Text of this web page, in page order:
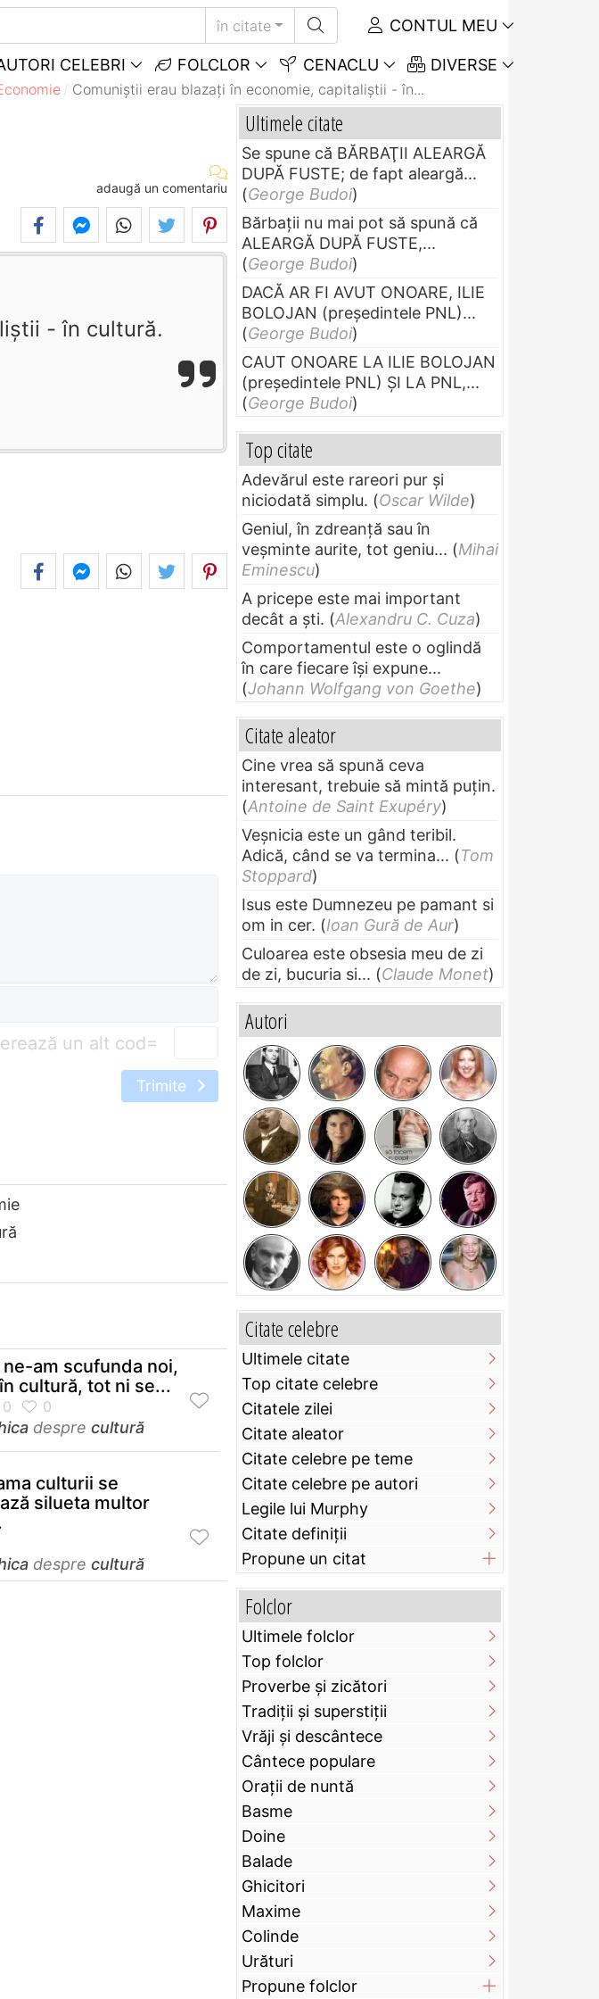
în citate CONTUL MEU
CELEBRI FOLCLOR CENACLU DIVERSE
Comuniştii erau blazaţi în economie, capitaliştii - în...
adaugă un comentariu
- în cultură.
=
Trimite
ne-am scufunda noi,
cultură, tot ni se...
despre cultură
culturii se
silueta multor
despre cultură
Ultimele citate
Se spune că BĂRBAŢII ALEARGĂ
DUPĂ FUSTE; de fapt aleargă...
(George Budoi)
Bărbaţii nu mai pot să spună că
ALEARGĂ DUPĂ FUSTE,...
(George Budoi)
DACĂ AR FI AVUT ONOARE, ILIE
BOLOJAN (preşedintele PNL)...
(George Budoi)
CAUT ONOARE LA ILIE BOLOJAN
(preşedintele PNL) ŞI LA PNL,...
(George Budoi)
Top citate
Adevărul este rareori pur și
niciodată simplu. (Oscar Wilde)
Geniul, în zdreanţă sau în
veşminte aurite, tot geniu... (Mihai
Eminescu)
A pricepe este mai important
decât a ști. (Alexandru C. Cuza)
Comportamentul este o oglindă
în care fiecare își expune...
(Johann Wolfgang von Goethe)
Citate aleator
Cine vrea să spună ceva
interesant, trebuie să mintă puțin.
(Antoine de Saint Exupéry)
Veșnicia este un gând teribil.
Adică, când se va termina... (Tom
Stoppard)
Isus este Dumnezeu pe pamant si
om in cer. (Ioan Gură de Aur)
Culoarea este obsesia meu de zi
de zi, bucuria si... (Claude Monet)
Autori
Citate celebre
Ultimele citate
Top citate celebre
Citatele zilei
Citate aleator
Citate celebre pe teme
Citate celebre pe autori
Legile lui Murphy
Citate definiţii
Propune un citat
Folclor
Ultimele folclor
Top folclor
Proverbe și zicători
Tradiții și superstiții
Vrăji și descântece
Cântece populare
Orații de nuntă
Basme
Doine
Balade
Ghicitori
Maxime
Colinde
Urături
Propune folclor